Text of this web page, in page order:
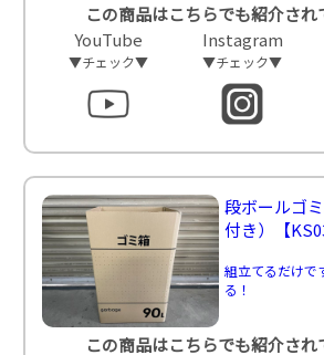
この商品はこちらでも紹介され
YouTube
▼チェック▼
Instagram
▼チェック▼
段ボールゴ
付き）
【
組立てるだけで
る！
この商品はこちらでも紹介され